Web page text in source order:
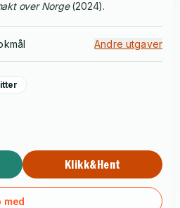
over Norge(2024).
Andre utgaver
Klikk&Hent
med